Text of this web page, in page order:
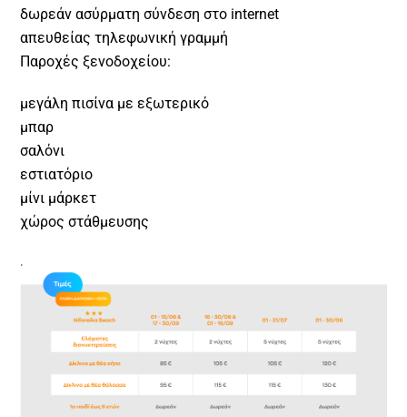
δωρεάν ασύρματη σύνδεση στο internet
απευθείας τηλεφωνική γραμμή
Παροχές ξενοδοχείου:
μεγάλη πισίνα με εξωτερικό
μπαρ
σαλόνι
εστιατόριο
μίνι μάρκετ
χώρος στάθμευσης
.